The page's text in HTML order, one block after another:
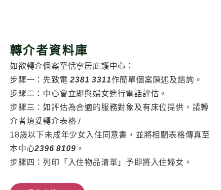
轉介者資料庫
如欲轉介個案至恬寧居庇護中心：
步驟一：先致電 2381 3311作簡單個案陳述及諮詢。
步驟二：中心會立即與婦女進行電話評估。
步驟三：如評估為合適的服務對象及有床位提供，請轉
介者填妥轉介表格 /
18歲以下未成年少女入住同意書，並將相關表格傳真至
本中心2396 8109 。
步驟四：列印「入住物品清單」予即將入住婦女。